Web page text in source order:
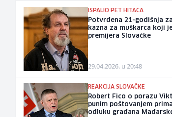
ISPALIO PET HITACA
Potvrđena 21-godišnja
kazna za muškarca koji
premijera Slovačke
29.04.2026. u 20:48
REAKCIJA SLOVAČKE
Robert Fico o porazu
punim poštovanjem
odluku građana